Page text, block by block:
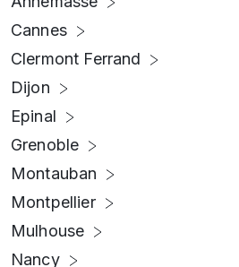
Cannes
Clermont Ferrand
Dijon
Epinal
Grenoble
Montauban
Montpellier
Mulhouse
Nancy